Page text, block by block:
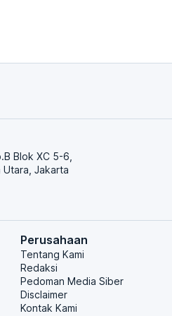
Blok XC 5-6,
Utara, Jakarta
Perusahaan
Tentang Kami
Redaksi
Pedoman Media Siber
Disclaimer
Kontak Kami